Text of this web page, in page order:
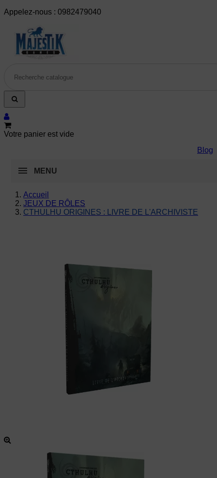
Appelez-nous : 0982479040
Votre panier est vide
Blog
MENU
Accueil
JEUX DE RÔLES
CTHULHU ORIGINES : LIVRE DE L'ARCHIVISTE